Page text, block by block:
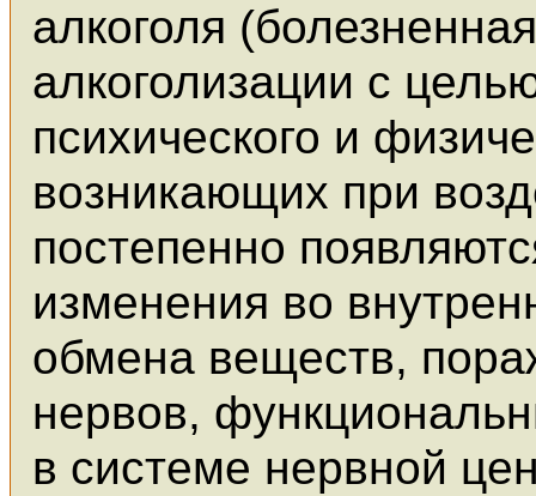
алкоголя
алкоголизации с
психического и
возникающих при
постепенно
изменения во
обмена веществ,
нервов,
в системе нервной